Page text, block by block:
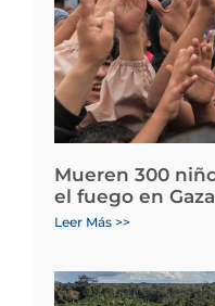
Mueren 300
el fuego en Gaza
Leer Más >>